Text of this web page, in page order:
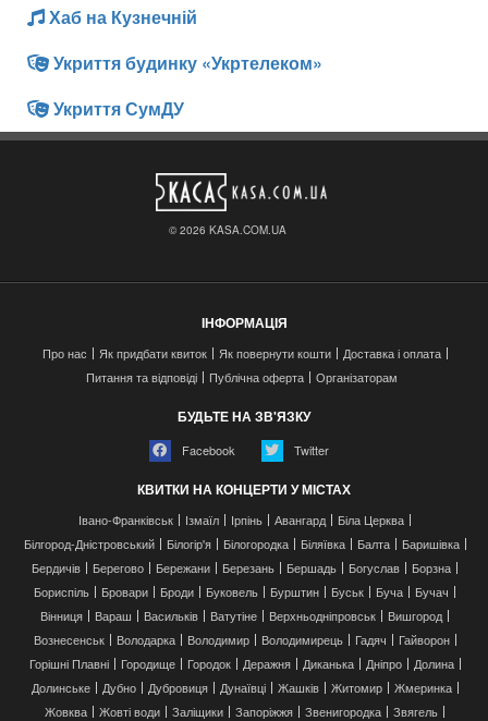
Хаб на Кузнечній
Укриття будинку «Укртелеком»
Укриття СумДУ
© 2026 KASA.COM.UA
ІНФОРМАЦІЯ
Про нас Як придбати квиток Як повернути кошти
Доставка і оплата
Питання та відповіді
Публічна оферта Організаторам
БУДЬТЕ НА ЗВ'ЯЗКУ
Facebook Twitter
КВИТКИ НА КОНЦЕРТИ У МІСТАХ
Івано-Франківськ Ізмаїл Ірпінь Авангард
Біла Церква
Білгород-Дністровський
Білогір'я Білогородка Біляївка Балта
Баришівка
Бердичів
Берегово Бережани Березань Бершадь Богуслав
Борзна
Бориспіль
Бровари Броди Буковель Бурштин Буськ Буча
Бучач
Вінниця
Вараш Васильків Ватутіне Верхньодніпровськ
Вишгород
Вознесенськ
Володарка Володимир Володимирець Гадяч
Гайворон
Горішні Плавні
Городище Городок Деражня Диканька Дніпро
Долина
Долинське
Дубно Дубровиця Дунаївці Жашків Житомир
Жмеринка
Жовква
Жовті води Заліщики Запоріжжя Звенигородка
Звягель